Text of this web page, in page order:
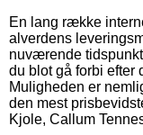
En lang række
alverdens
nuværende
du blot gå forbi efter
Muligheden er
den mest
Kjole, Callum